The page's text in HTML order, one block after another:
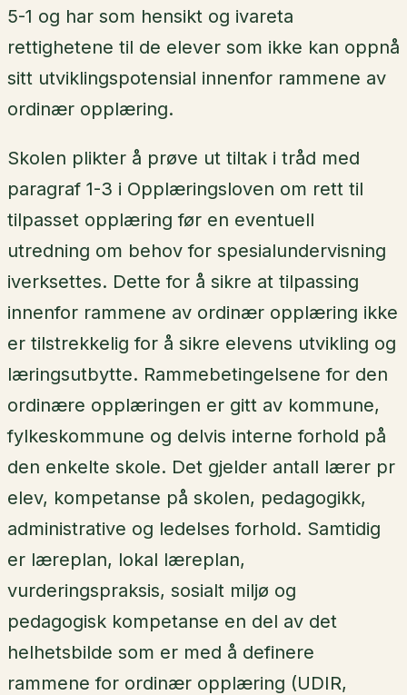
5-1 og har som hensikt og ivareta
rettighetene til de elever som ikke kan oppnå
sitt utviklingspotensial innenfor rammene av
ordinær opplæring.
Skolen plikter å prøve ut tiltak i tråd med
paragraf 1-3 i Opplæringsloven om rett til
tilpasset opplæring før en eventuell
utredning om behov for spesialundervisning
iverksettes. Dette for å sikre at tilpassing
innenfor rammene av ordinær opplæring ikke
er tilstrekkelig for å sikre elevens utvikling og
læringsutbytte. Rammebetingelsene for den
ordinære opplæringen er gitt av kommune,
fylkeskommune og delvis interne forhold på
den enkelte skole. Det gjelder antall lærer pr
elev, kompetanse på skolen, pedagogikk,
administrative og ledelses forhold. Samtidig
er læreplan, lokal læreplan,
vurderingspraksis, sosialt miljø og
pedagogisk kompetanse en del av det
helhetsbilde som er med å definere
rammene for ordinær opplæring (UDIR,